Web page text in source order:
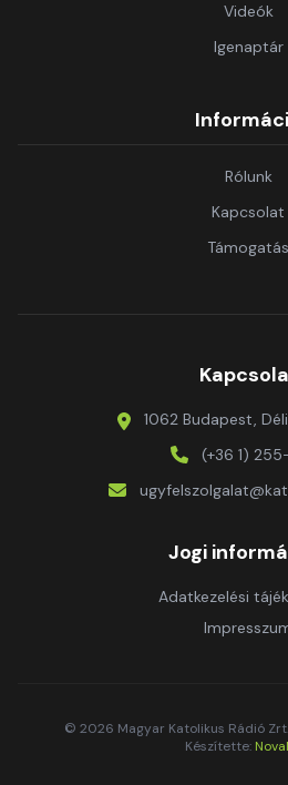
Videók
Igenaptár
Rólunk
Kapcsolat
Támogatás
1062 Budapest,
(+36 1)
Jogi
Adatkezelési
© 2026 Magyar Katolikus Rádió
Készítette: